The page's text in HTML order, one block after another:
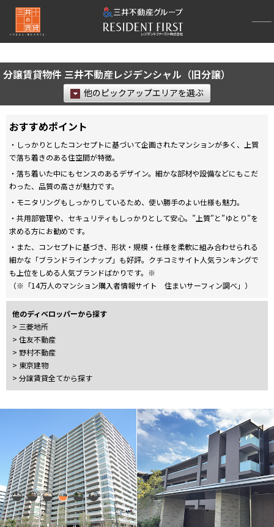
分譲賃貸物件 三井不動産レジデンシャル（旧分譲）
他のピックアップエリアを選ぶ
おすすめポイント
・しっかりとしたコンセプトに基づいて企画されたマンションが多く、上質
で落ち着きのある住空間が特徴。
・落ち着いた中にもセンスのあるデザイン。細かな部材や設備などにもこだ
わった、品質の高さが魅力です。
・モニタリングもしっかりしているため、使い勝手のよい仕様も魅力。
・共用部管理や、セキュリティもしっかりとして安心。”上質”と”ゆとり”を
求める方にお勧めです。
・また、コンセプトに基づき、形状・規模・仕様を柔軟に組み合わせられる
細かな「ブランドラインナップ」も好評。クチコミサイト人気ランキングで
も上位をしめる人気ブランドばかりです。※
（※「14万人のマンション購入者情報サイト 住まいサーフィン調べ」）
他のディベロッパーから探す
> 三菱地所
> 住友不動産
> 野村不動産
> 東京建物
> 分譲賃貸全てから探す
再検索ナビゲーション
管理費/共益費含む
礼金なし
敷金なし
礼金１ヶ月以下
フリーレント付き
間取り
1R〜1K
1DK〜1LDK
2LDK
3LDK
4LDK〜
専有面積
築年数
新築
1年以内
3年以内
5年以内
10年以内
15年以内
20年以内
25年以内
30年以内
駅から徒歩